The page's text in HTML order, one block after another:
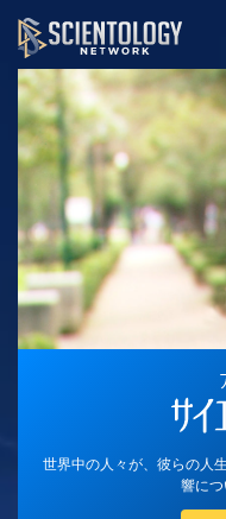
世界中の人々が、彼らの人
響につ